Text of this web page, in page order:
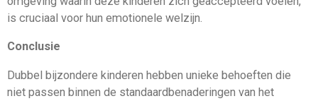
is cruciaal voor hun emotionele welzijn.
Conclusie
Dubbel bijzondere kinderen hebben unieke behoeften die
niet passen binnen de standaardbenaderingen van het